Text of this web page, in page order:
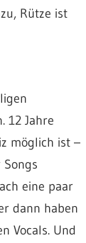
Rütze ist
12 Jahre
möglich ist –
eine paar
dann haben
Vocals. Und